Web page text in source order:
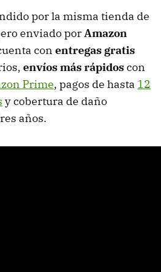
por la misma tienda de
enviado porAmazon
con entregas gratis
envíos más rápidoscon
Prime, pagos de hasta 12
y cobertura de daño
años.